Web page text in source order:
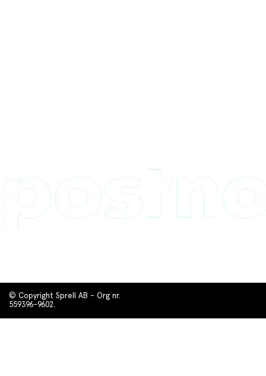
© Copyright Sprell AB - Org nr.
559396-9602.